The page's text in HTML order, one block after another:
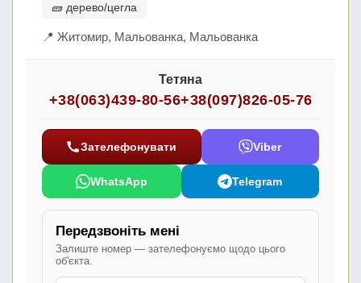
🧱 дерево/цегла
📍 Житомир, Мальованка, Мальованка
Тетяна
+38(063)439-80-56+38(097)826-05-76
Зателефонувати Viber
WhatsApp Telegram
Передзвоніть мені
Залиште номер — зателефонуємо щодо цього
об'єкта.